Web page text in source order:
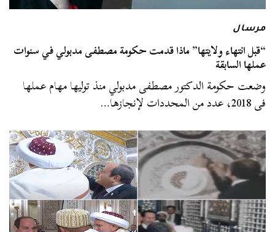
مرسال
“قبل انتهاء ولايتها” ماذا قدمت حكومة مصطفى مدبولي في سنوات
عملها السابقة
وضعت حكومة الدكتور مصطفى مدبولي منذ توليها مهام عملها
فى 2018، عدد من المحددات لإنجازها…